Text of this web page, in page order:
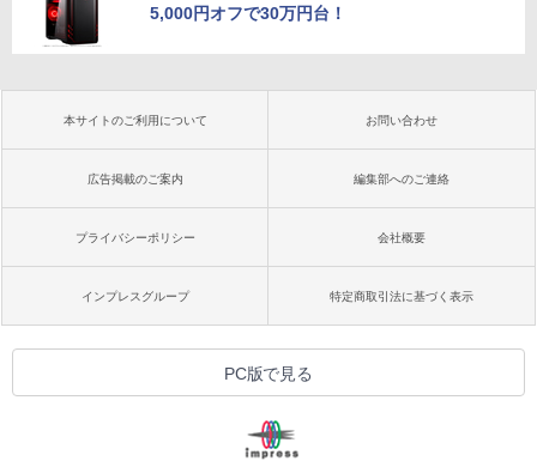
5,000円オフで30万円台！
本サイトのご利用について お問い合わせ
広告掲載のご案内 編集部へのご連絡
プライバシーポリシー 会社概要
インプレスグループ 特定商取引法に基づく表示
PC版で見る